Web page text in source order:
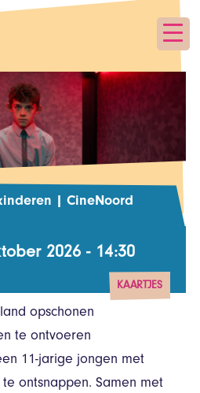
| CineNoord
2026 - 14:30
KAARTJES
opschonen
te ontvoeren
11-jarige jongen met
ontsnappen. Samen met